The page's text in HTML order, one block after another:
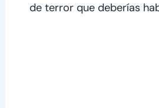
de terror que deberías